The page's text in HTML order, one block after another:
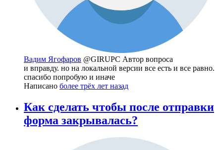
Вадим Ягофаров @GIRUPC Автор вопроса
и вправду. но на локальной версии все есть и все равно.
спасибо попробую и иначе
Написано более трёх лет назад
Как сделать чтобы после отправки
форма закрывалась?